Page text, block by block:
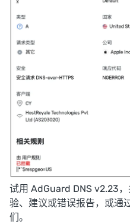
试用 AdGuard DNS v2.23，
验、建议或错误报告，或通
们。